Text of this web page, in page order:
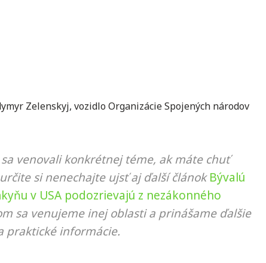
Zelenskyj, vozidlo Organizácie Spojených národov
venovali konkrétnej téme, ak máte chuť
si nenechajte ujsť aj ďalší článok Bývalú
v USA podozrievajú z nezákonného
sa venujeme inej oblasti a prinášame ďalšie
praktické informácie.